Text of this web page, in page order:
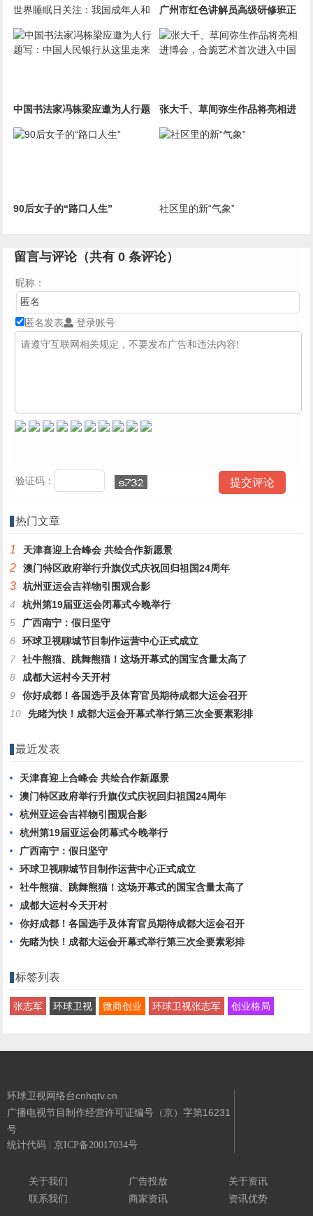
世界睡眠日关注：我国成年人和
学生占七成睡眠不达标
广州市红色讲解员高级研修班正
式开班
中国书法家冯栋梁应邀为人行题
写：中国人民银行从这里走来
张大千、草间弥生作品将亮相进
博会，合旎艺术首次进入中国
90后女子的“路口人生” 社区里的新“气象”
留言与评论（共有0 条评论）
昵称：
匿名发表 登录账号
验证码：
热门文章
1 天津喜迎上合峰会 共绘合作新愿景
2 澳门特区政府举行升旗仪式庆祝回归祖国24周年
3
杭州亚运会吉祥物引围观合影
4
杭州第19届亚运会闭幕式今晚举行
5
广西南宁：假日坚守
6
环球卫视聊城节目制作运营中心正式成立
7
社牛熊猫、跳舞熊猫！这场开幕式的国宝含量太高了
8
成都大运村今天开村
9
你好成都！各国选手及体育官员期待成都大运会召开
10
先睹为快！成都大运会开幕式举行第三次全要素彩排
最近发表
天津喜迎上合峰会 共绘合作新愿景
澳门特区政府举行升旗仪式庆祝回归祖国24周年
杭州亚运会吉祥物引围观合影
杭州第19届亚运会闭幕式今晚举行
广西南宁：假日坚守
环球卫视聊城节目制作运营中心正式成立
社牛熊猫、跳舞熊猫！这场开幕式的国宝含量太高了
成都大运村今天开村
你好成都！各国选手及体育官员期待成都大运会召开
先睹为快！成都大运会开幕式举行第三次全要素彩排
标签列表
张志军 环球卫视 微商创业 环球卫视张志军 创业格局
环球卫视网络台cnhqtv.cn
广播电视节目制作经营许可证编号（京）字第16231
号
统计代码 京ICP备20017034号
关于我们
联系我们
广告投放
商家资讯
关于资讯
资讯优势